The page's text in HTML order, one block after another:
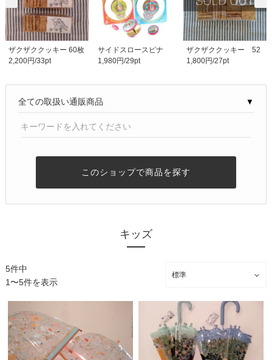
ザクザククッキー 60枚
入り お得用
2,200円/33pt
サイドスロースピナ
ー ブレヒファブリッ..
1,980円/29pt
ザクザククッキー 52
枚入り
1,800円/27pt
▼
このショップで商品を探す
キッズ
5件中
1〜5件を表示